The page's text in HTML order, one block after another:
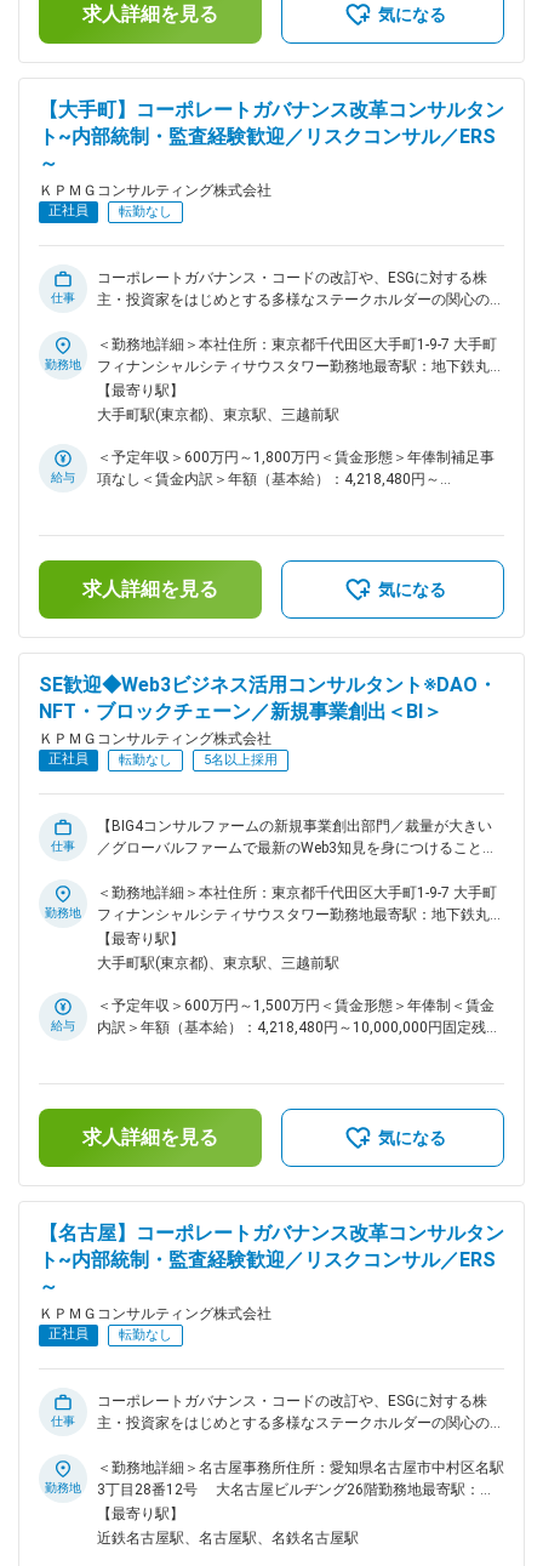
スクマネジメント態勢構築・高度化支援 ・取締役会実効性評
価 ・監査委員会（監査役会）実効性評価 ■想定職位： コンサ
ント／シニアコンサルタント】 ・プロジェクトで定められた
スコープ、成果物に基づいたタスクの確実な遂行 ・適切なタ
イミングで上位者とコミュニケーションを図りながら、ガバナ
ンス・リスク管理等の領域における専門性や経験等を活かした
えた、クライアントの課題に合わせた各種提案 ・下位メンバ
ーに対する指導・助言 【マネジャー以上】 ・プロジェクトの
組成、遂行、クロージングまでの一連のマネジメント ・作業
タスク・スケジュールを自ら起案し、クライアント期待値やチ
ームとしてのパフォーマンス等を見極め、成果物の品質確保
・ConsultantおよびSenior Consultantへの作業指示・品質レ
成、見積もり、プレゼン） ・ガバナンス・リスク管理領域に
おける専門性や経験等を活かした下位メンバーの指導・育成、
給（年1回） ■賞与（年1回） 賃金はあくまでも目安の金額で
あり、選考を通じて上下する可能性があります。月給(月額)は
求人詳細を見る 気になる
【大手町】コーポレートガバナンス改革コンサルタン
ト~内部統制・監査経験歓迎／リスクコンサル／ERS
～
ＫＰＭＧコンサルティング株式会社
正社員 転勤なし
仕事
コーポレートガバナンス・コードの改訂や、ESGに対する株
主・投資家をはじめとする多様なステークホルダーの関心の高
となっています。単に形だけの改革ではなく、自社のパーパス
や長期ビジョン、 中長期戦略の実現を支える実効性の高いガ
バナンスの構築にむけて、機関設計の変更や、グローバルガバ
ナンス態勢の構築、会社法内部統制の整備やリスクマネジメン
す。 ■プロジェクト事例： ・機関設計変更支援 ・任意の委員
会設置支援 ・コーポレートガバナンス・コードフィットギャ
等） ・監査委員会（監査役会）高度化支援 ・グループガバナ
ンス態勢高度化支援 ・会社法内部統制整備支援 ・グループリ
スクマネジメント態勢構築・高度化支援 ・取締役会実効性評
価 ・監査委員会（監査役会）実効性評価 ■想定職位： コンサ
ント／シニアコンサルタント】 ・プロジェクトで定められた
スコープ、成果物に基づいたタスクの確実な遂行 ・適切なタ
イミングで上位者とコミュニケーションを図りながら、ガバナ
ンス・リスク管理等の領域における専門性や経験等を活かした
創意工夫に基づくアウトプット ・自身の専門性・経験を踏ま
えた、クライアントの課題に合わせた各種提案 ・下位メンバ
タスク・スケジュールを自ら起案し、クライアント期待値やチ
ームとしてのパフォーマンス等を見極め、成果物の品質確保
ビュー ・新規案件受注に向けた提案活動（提案書構想・作
成、見積もり、プレゼン） ・ガバナンス・リスク管理領域に
おける専門性や経験等を活かした下位メンバーの指導・育成、
チームの成長への貢献 変更の範囲：会社の定める業務
勤務地
＜勤務地詳細＞本社住所：東京都千代田区大手町1-9-7 大手町
フィナンシャルシティサウスタワー勤務地最寄駅：地下鉄丸ノ
内線／大手町駅受動喫煙対策：屋内全面禁煙変更の範囲：会社
の定める事業所（リモートワーク含む）
【最寄り駅】
大手町駅(東京都)、東京駅、三越前駅
給与
＜予定年収＞600万円～1,800万円＜賃金形態＞年俸制補足事
項なし＜賃金内訳＞年額（基本給）：4,218,480円～
手当を含む）＜昇給有無＞有＜残業手当＞有＜給与補足＞■昇
給（年1回） ■賞与（年1回） 賃金はあくまでも目安の金額で
あり、選考を通じて上下する可能性があります。月給(月額)は
求人詳細を見る 気になる
SE歓迎◆Web3ビジネス活用コンサルタント※DAO・
NFT・ブロックチェーン／新規事業創出＜BI＞
ＫＰＭＧコンサルティング株式会社
正社員 転勤なし 5名以上採用
仕事
【BIG4コンサルファームの新規事業創出部門／裁量が大きい
／グローバルファームで最新のWeb3知見を身につけることが
担う部門となります ●大手クライアントに対するWeb3を活用
した新規事業創出に1から携わることが可能です ●国内/海外で
実施されているWeb3の最前線に関する知見を獲得できます ー
ーー クライアントが今まで経験してこなかった領域のビジネ
略立案、イノベーション構築、実行支援を包括的に行います。
■職務詳細： （1）Web3領域での新規事業支援 ・DAO、
活動 ・Web3に関する記事寄稿、公演やセミナー等での情報発
信を行い、クライアントのWeb3に対する正しい知見の獲得を
支援 ・KPMGのWeb3に関するThought leadershipの実現
（3）ソリューション開発 ・KPMGとしてのWeb3領域における
外部企業と連携して新たなソリューションやアセットを構築す
る ■役割及び責任： ＜Consultant、Senior Consultant＞Web3
領域に関する高い専門性を獲得し、上長の指示のもと以下を実
施していただきます。 ・Web3新規事業のための内部/外部環
発に必要なコーディング ・新規事業に必要な環境整備（ノウ
ハウ、人材、資金調達など）の支援 ・関連法令の調査および
対応の検討 など ＜Manager、Senior Manager＞チームとクラ
イアントをリードし確実な価値提供を達成していただきます。
・Web3新規事業に向けた提案 ・Web3関連事業のための計画
策定、工程の立案 ・Web3関連ソリューション開発に関する管
・クライアントの意思決定に関する各種支援 ・クライアント
との折衝、期待値コントロール など 変更の範囲：会社の定め
る業務
勤務地
＜勤務地詳細＞本社住所：東京都千代田区大手町1-9-7 大手町
フィナンシャルシティサウスタワー勤務地最寄駅：地下鉄丸ノ
内線／大手町駅受動喫煙対策：屋内全面禁煙変更の範囲：会社
の定める事業所（リモートワーク含む）
【最寄り駅】
大手町駅(東京都)、東京駅、三越前駅
給与
＜予定年収＞600万円～1,500万円＜賃金形態＞年俸制＜賃金
内訳＞年額（基本給）：4,218,480円～10,000,000円固定残業
給有無＞有＜残業手当＞有＜給与補足＞※予定年収はあくまで
も目安の金額であり、選考を通じて上下する可能性がありま
す。■賞与：年1回（会社業績と個人成績による）賃金はあく
ます。月給(月額)は固定手当を含めた表記です。
求人詳細を見る 気になる
【名古屋】コーポレートガバナンス改革コンサルタン
ト~内部統制・監査経験歓迎／リスクコンサル／ERS
～
ＫＰＭＧコンサルティング株式会社
正社員 転勤なし
仕事
コーポレートガバナンス・コードの改訂や、ESGに対する株
主・投資家をはじめとする多様なステークホルダーの関心の高
となっています。単に形だけの改革ではなく、自社のパーパス
や長期ビジョン、 中長期戦略の実現を支える実効性の高いガ
バナンスの構築にむけて、機関設計の変更や、グローバルガバ
ナンス態勢の構築、会社法内部統制の整備やリスクマネジメン
勤務地
＜勤務地詳細＞名古屋事務所住所：愛知県名古屋市中村区名駅
3丁目28番12号 大名古屋ビルヂング26階勤務地最寄駅：各
線／名古屋駅受動喫煙対策：敷地内喫煙可能場所あり変更の範
囲：会社の定める事業所（リモートワーク含む）
【最寄り駅】
近鉄名古屋駅、名古屋駅、名鉄名古屋駅